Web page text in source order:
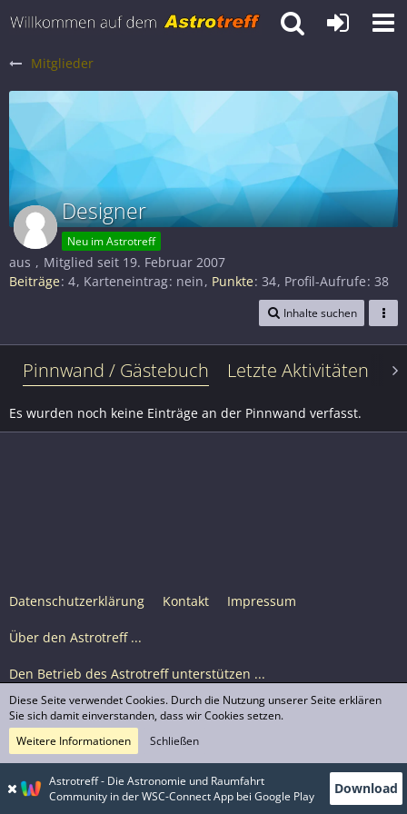
Mitglieder
Designer
Neu im Astrotreff
aus
Mitglied seit 19. Februar 2007
Beiträge 4 Karteneintrag nein Punkte 34 Profil-Aufrufe 38
Inhalte suchen
Pinnwand / Gästebuch Letzte Aktivitäten
Es wurden noch keine Einträge an der Pinnwand verfasst.
Datenschutzerklärung Kontakt Impressum
Über den Astrotreff ...
Den Betrieb des Astrotreff unterstützen ...
Nutzungsbedingungen
© Astrotreff 2001-2026, lizenziert unter CC BY-SA,
sofern für einzelne Inhalte nicht anders angegeben
Astrotreff - Die Astronomie und Raumfahrt
Community in der WSC-Connect App bei Google Play
Download
Diese Seite verwendet Cookies. Durch die Nutzung unserer Seite erklären
Sie sich damit einverstanden, dass wir Cookies setzen.
Weitere Informationen
Schließen